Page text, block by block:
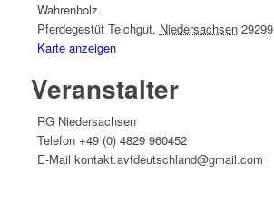
Wahrenholz
Pferdegestüt Teichgut, Niedersachsen 29299
Karte anzeigen
Veranstalter
RG Niedersachsen
Telefon +49 (0) 4829 960452
E-Mail kontakt.avfdeutschland@gmail.com